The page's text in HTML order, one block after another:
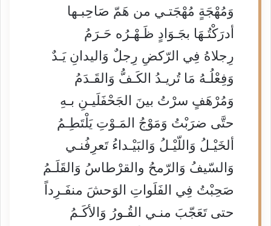
وَمُهْجَةٍ مُهْجَتـي من هَمّ صَاحِبـها
أدرَكْتُـهَا بجَـوَادٍ ظَـهْـرُه حَـرَمُ
رِجلاهُ فِي الرّكضِ رِجلٌ وَاليدانِ يَـدٌ
وَفِعْلُـهُ مَا تُريـدُ الكَـفُّ وَالقَـدَمُ
وَمُرْهَفٍ سرْتُ بينَ الجَحْفَلَيـنِ بـهِ
حتَّى ضرَبْتُ وَمَوْجُ المَـوْتِ يَلْتَطِـمُ
ألخَيْـلُ وَاللّيْـلُ وَالبَيْـداءُ تَعرِفُنـي
وَالسّيفُ وَالرّمحُ والقرْطاسُ وَالقَلَـمُ
صَحِبْتُ فِي الفَلَواتِ الوَحشَ منفَـرِداً
حتى تَعَجّبَ منـي القُـورُ وَالأكَـمُ